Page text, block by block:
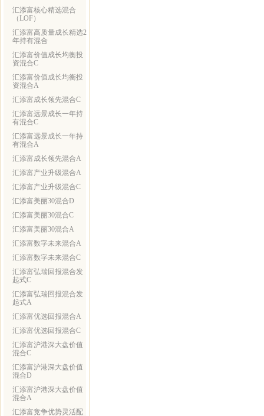
汇添富核心精选混合
（LOF）
汇添富高质量成长精选2
年持有混合
汇添富价值成长均衡投
资混合C
汇添富价值成长均衡投
资混合A
汇添富成长领先混合C
汇添富远景成长一年持
有混合C
汇添富远景成长一年持
有混合A
汇添富成长领先混合A
汇添富产业升级混合A
汇添富产业升级混合C
汇添富美丽30混合D
汇添富美丽30混合C
汇添富美丽30混合A
汇添富数字未来混合A
汇添富数字未来混合C
汇添富弘瑞回报混合发
起式C
汇添富弘瑞回报混合发
起式A
汇添富优选回报混合A
汇添富优选回报混合C
汇添富沪港深大盘价值
混合C
汇添富沪港深大盘价值
混合D
汇添富沪港深大盘价值
混合A
汇添富竞争优势灵活配